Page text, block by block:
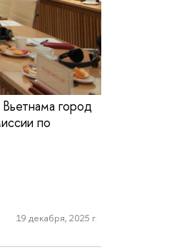
город
по
19 декабря, 2025 г.